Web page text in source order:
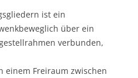
ist ein
über ein
verbunden,
einem Freiraum zwischen